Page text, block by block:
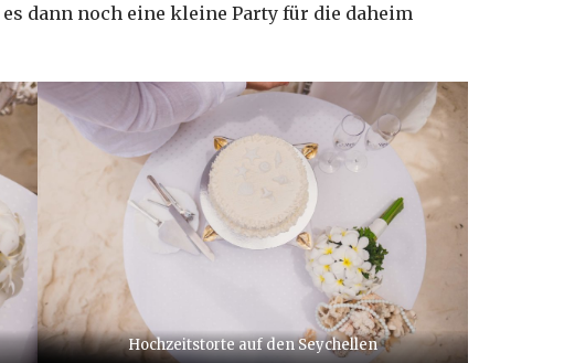
dann noch eine kleine Party für die daheim
Hochzeitstorte auf den Seychellen